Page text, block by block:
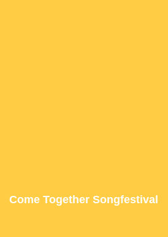
Come Together Songfestival